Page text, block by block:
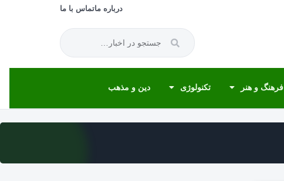
درباره ماتماس با ما
فرهنگ و هنر تکنولوژی دین و مذهب